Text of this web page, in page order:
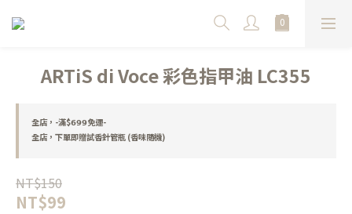
ARTiS di Voce 彩色指甲油 LC355
全店，-滿$𝟲𝟵𝟵免運-
全店，下單即贈試香針管瓶 (香味隨機)
NT$150
NT$99